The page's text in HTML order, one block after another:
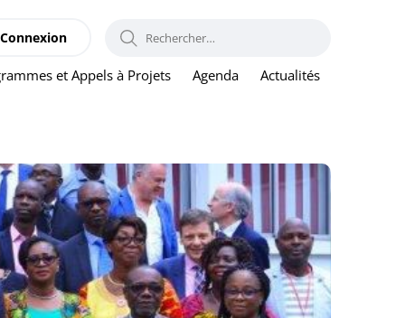
et Appels à Projets Agenda Actualités
Connexion RECHERCHER :